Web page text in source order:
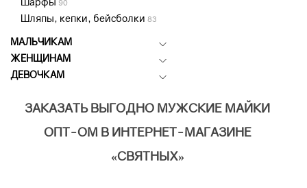
90
Шляпы, кепки, бейсболки 83
МАЛЬЧИКАМ
ЖЕНЩИНАМ
ДЕВОЧКАМ
ЗАКАЗАТЬ ВЫГОДНО МУЖСКИЕ МАЙКИ
ОПТ-ОМ В ИНТЕРНЕТ-МАГАЗИНЕ
«СВЯТНЫХ»